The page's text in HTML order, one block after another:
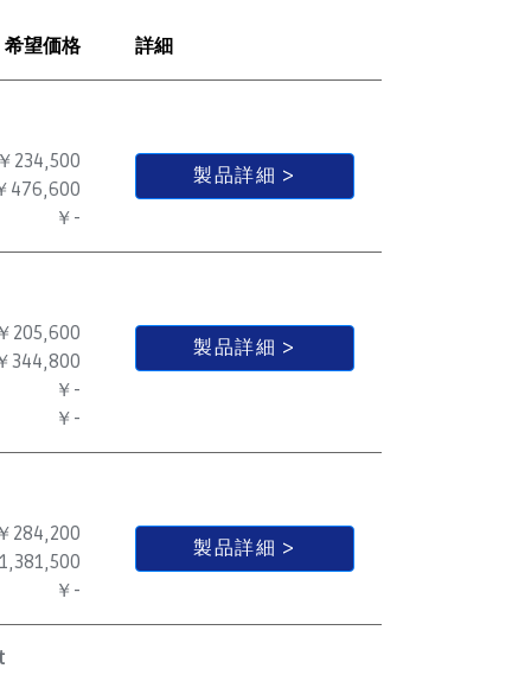
希望価格 詳細
234,500
476,600
￥-
製品詳細
205,600
344,800
￥-
￥-
製品詳細
284,200
￥-
製品詳細